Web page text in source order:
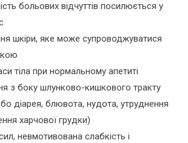
больових відчуттів посилюється у
шкіри, яке може супроводжуватися
тіла при нормальному апетиті
з боку шлунково-кишкового тракту
діарея, блювота, нудота, утруднення
харчової грудки)
невмотивована слабкість і